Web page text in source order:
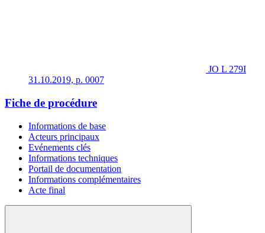
JO L 279I
31.10.2019, p. 0007
Fiche de procédure
Informations de base
Acteurs principaux
Evénements clés
Informations techniques
Portail de documentation
Informations complémentaires
Acte final